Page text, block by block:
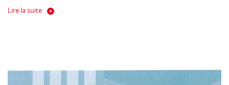
Lire la suite